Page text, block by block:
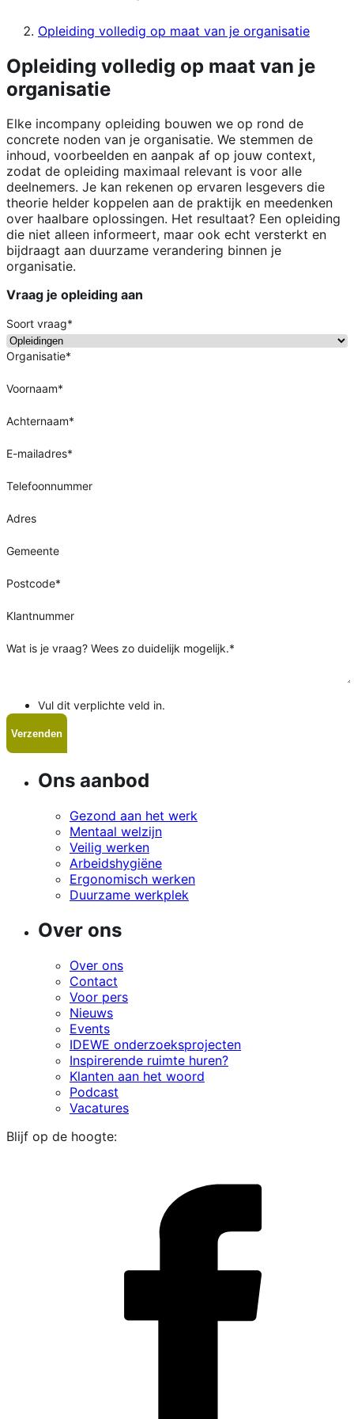
Opleiding volledig op maat van je organisatie
Opleiding volledig op maat van je
organisatie
Elke incompany opleiding bouwen we op rond de
concrete noden van je organisatie. We stemmen de
inhoud, voorbeelden en aanpak af op jouw context,
zodat de opleiding maximaal relevant is voor alle
deelnemers. Je kan rekenen op ervaren lesgevers die
theorie helder koppelen aan de praktijk en meedenken
over haalbare oplossingen. Het resultaat? Een opleiding
die niet alleen informeert, maar ook echt versterkt en
bijdraagt aan duurzame verandering binnen je
organisatie.
Vraag je opleiding aan
Soort vraag*
Organisatie*
Voornaam*
Achternaam*
E-mailadres*
Telefoonnummer
Adres
Gemeente
Postcode*
Klantnummer
Wat is je vraag? Wees zo duidelijk mogelijk.*
Vul dit verplichte veld in.
Ons aanbod
Gezond aan het werk
Mentaal welzijn
Veilig werken
Arbeidshygiëne
Ergonomisch werken
Duurzame werkplek
Over ons
Over ons
Contact
Voor pers
Nieuws
Events
IDEWE onderzoeksprojecten
Inspirerende ruimte huren?
Klanten aan het woord
Podcast
Vacatures
Blijf op de hoogte: